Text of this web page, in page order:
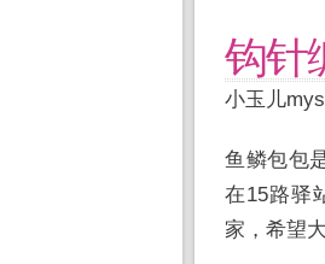
钩针
小玉儿
鱼鳞包包
在15路驿
家，希望